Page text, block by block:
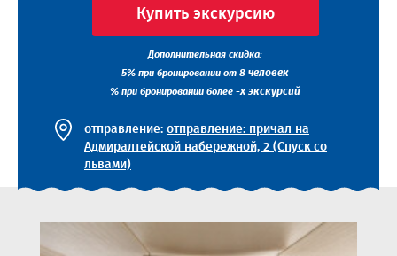
Купить экскурсию
Дополнительная скидка:
5% при бронировании от 8 человек
% при бронировании более -х экскурсий
отправление: отправление: причал на
Адмиралтейской набережной, 2 (Спуск со
львами)